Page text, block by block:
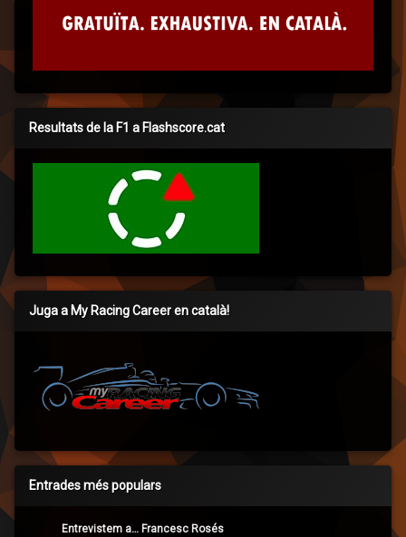
Resultats de la F1 a Flashscore.cat
Juga a My Racing Career en català!
Entrades més populars
Entrevistem a… Francesc Rosés